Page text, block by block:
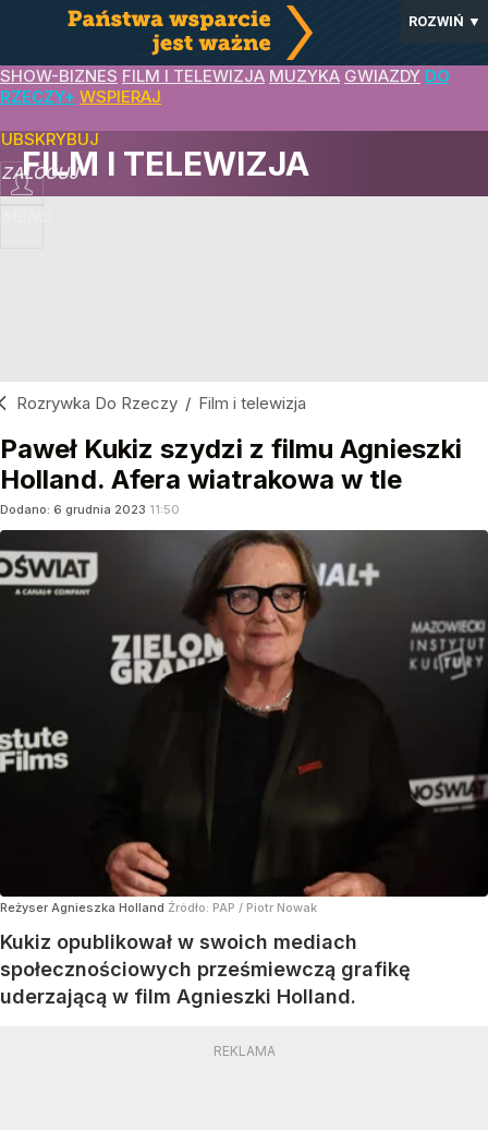
ROZWIŃ ▼
SHOW-BIZNES FILM I TELEWIZJA MUZYKA GWIAZDY DO
RZECZY+ WSPIERAJ
ZALOGUJ
FILM I TELEWIZJA
Rozrywka Do Rzeczy / Film i telewizja
Paweł Kukiz szydzi z filmu Agnieszki
Holland. Afera wiatrakowa w tle
Dodano: 6 grudnia 2023 11:50
Reżyser Agnieszka Holland Źródło: PAP / Piotr Nowak
Kukiz opublikował w swoich mediach
społecznościowych prześmiewczą grafikę
uderzającą w film Agnieszki Holland.